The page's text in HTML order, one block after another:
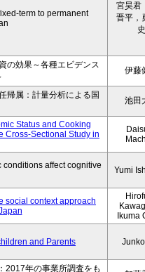
term to permanent
宮昊君
晋平，
史
の効果～各種エビデンス
伊藤
帰属：計量分析による国
池田
Status and Cooking
Cross-Sectional Study in
affect cognitive
Yumi
social context approach
Ikuma
and Parents
2017年の事業所調査をも